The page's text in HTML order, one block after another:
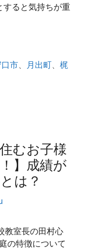
ると気持ちが重
市、 月出町、梶
むお子様
】成績が
は？
教室長の田村心
の特徴について